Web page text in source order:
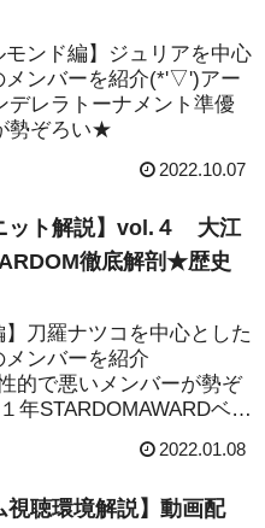
ンド編】ジュリアを中心
メンバーを紹介(*'▽')アー
レラトーナメント準優
勢ぞろい★
2022.10.07
ット解説】vol.４ 大江
徹底解剖★歴史
刀羅ナツコを中心とした
ンバーを紹介
で悪いメンバーが勢ぞ
STARDOMAWARDベス
2022.01.08
視聴環境解説】動画配